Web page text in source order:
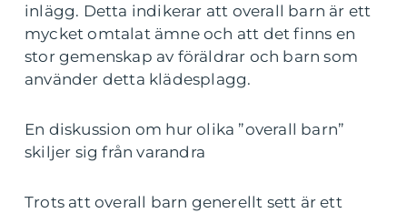
inlägg. Detta indikerar att overall barn är ett
mycket omtalat ämne och att det finns en
stor gemenskap av föräldrar och barn som
använder detta klädesplagg.
En diskussion om hur olika ”overall barn”
skiljer sig från varandra
Trots att overall barn generellt sett är ett